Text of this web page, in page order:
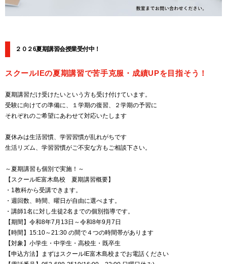
２０２6夏期講習会授業受付中！
スクールIEの夏期講習で苦手克服・成績UPを目指そう！
夏期講習だけ受けたいという方も受け付けています。
受験に向けての準備に、１学期の復習、２学期の予習に
それぞれのご希望にあわせて対応いたします
夏休みは生活習慣、学習習慣が乱れがちです
生活リズム、学習習慣がご不安な方もご相談下さい。
～夏期講習も個別で実施！～
【スクールIE富木島校 夏期講習概要】
・1教科から受講できます。
・週回数、時間、曜日が自由に選べます。
・講師1名に対し生徒2名までの個別指導です。
【期間】令和8年7月13日～令和8年9月7日
【時間】15:10～21:30 の間で４つの時間帯があります
【対象】小学生・中学生・高校生・既卒生
【申込方法】まずはスクールIE富木島校までお電話ください